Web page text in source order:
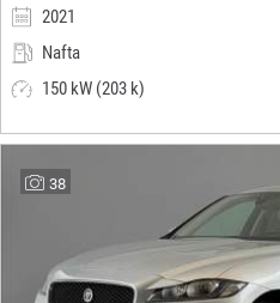
2021
Nafta
150 kW (203 k)
38